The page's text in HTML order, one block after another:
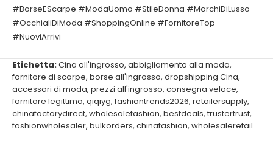
#BorseEScarpe #ModaUomo #StileDonna #MarchiDiLusso
#OcchialiDiModa #ShoppingOnline #FornitoreTop
#NuoviArrivi
Etichetta:Cina all'ingrosso, abbigliamento alla moda,
fornitore di scarpe, borse all'ingrosso, dropshipping Cina,
accessori di moda, prezzi all'ingrosso, consegna veloce,
fornitore legittimo, qiqiyg, fashiontrends2026, retailersupply,
chinafactorydirect, wholesalefashion, bestdeals, trustertrust,
fashionwholesaler, bulkorders, chinafashion, wholesaleretail